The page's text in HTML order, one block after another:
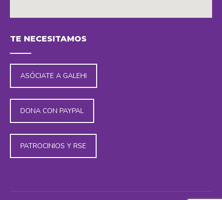
TE NECESITAMOS
ASÓCIATE A GALEHI
DONA CON PAYPAL
PATROCINIOS Y RSE